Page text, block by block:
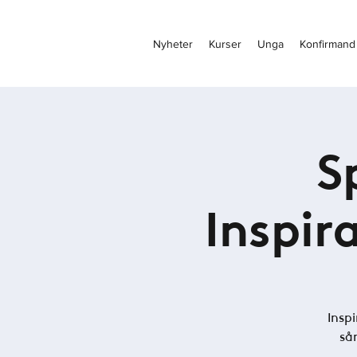
Nyheter Kurser Unga